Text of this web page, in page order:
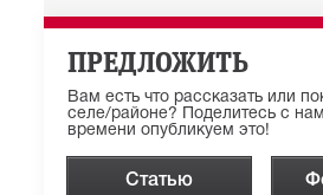
ПРЕДЛОЖИТЬ
Вам есть что рассказать или
селе/районе? Поделитесь с
времени опубликуем это!
Статью